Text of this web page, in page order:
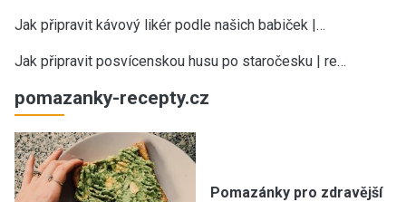
Jak připravit kávový likér podle našich babiček |…
Jak připravit posvícenskou husu po staročesku | re…
pomazanky-recepty.cz
Pomazánky pro zdravější